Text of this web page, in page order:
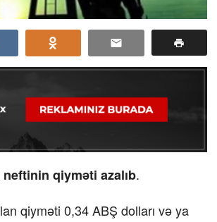
neftinin qiyməti azalıb.
qiyməti 0,34 ABŞ dolları və ya